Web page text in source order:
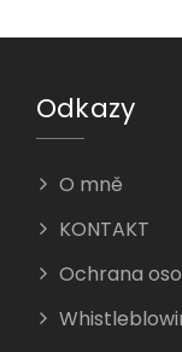
Odkazy
O mně
KONTAKT
Ochrana